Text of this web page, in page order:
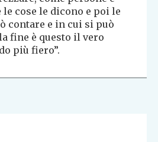
cose le dicono e poi le
contare e in cui si può
fine è questo il vero
più fiero”.